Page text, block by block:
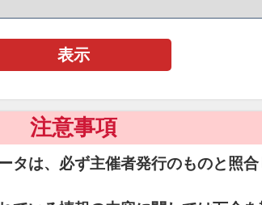
表示
注意事項
タは、必ず主催者発行のものと照